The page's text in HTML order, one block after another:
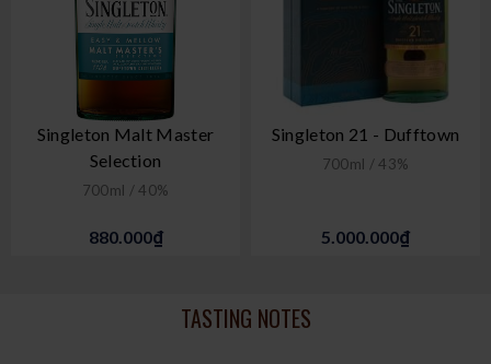
Singleton Malt Master
Selection
700ml / 40%
880.000₫
Singleton 21 - Dufftown
700ml / 43%
5.000.000₫
TASTING NOTES